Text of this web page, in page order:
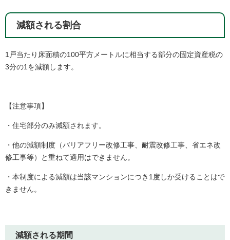
減額される割合
1戸当たり床面積の100平方メートルに相当する部分の固定資産税の
3分の1を減額します。
【注意事項】
・住宅部分のみ減額されます。
・他の減額制度（バリアフリー改修工事、耐震改修工事、省エネ改
修工事等）と重ねて適用はできません。
・本制度による減額は当該マンションにつき1度しか受けることはで
きません。
減額される期間